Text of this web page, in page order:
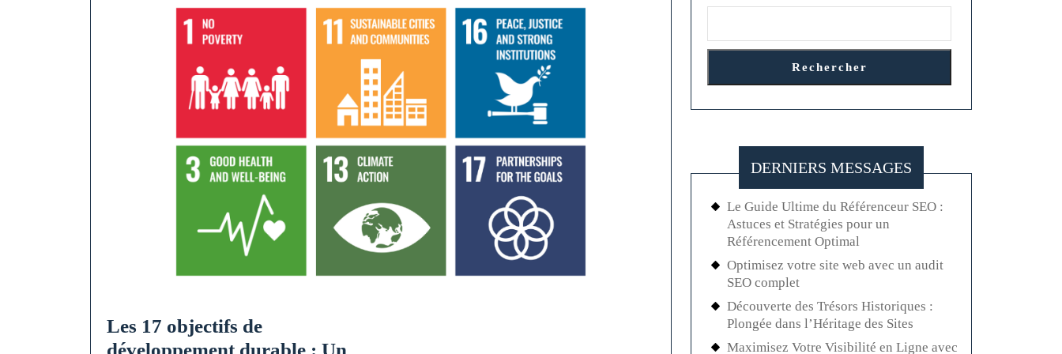
Les 17 objectifs de
Rechercher
DERNIERS MESSAGES
Le Guide Ultime du Référenceur SEO :
Astuces et Stratégies pour un
Référencement Optimal
Optimisez votre site web avec un audit
SEO complet
Découverte des Trésors Historiques :
Plongée dans l’Héritage des Sites
Maximisez Votre Visibilité en Ligne avec